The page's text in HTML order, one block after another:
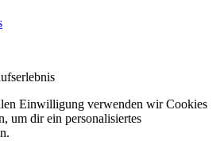
Einwilligung verwenden wir Cookies
um dir ein personalisiertes